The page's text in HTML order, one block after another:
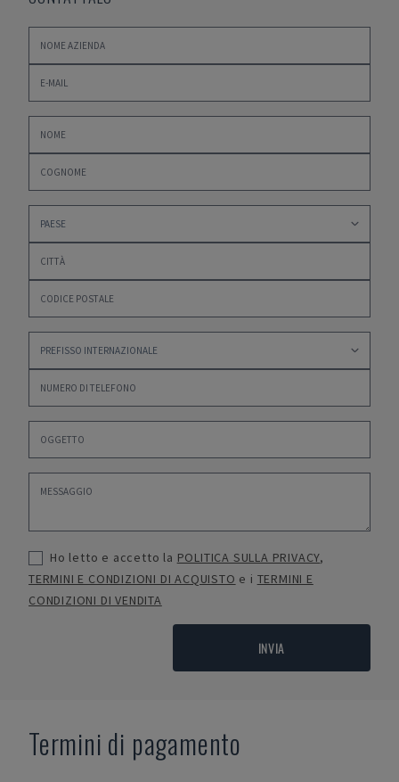
Ho letto e accetto la POLITICA SULLA PRIVACY,
TERMINI E CONDIZIONI DI ACQUISTO e i TERMINI E
CONDIZIONI DI VENDITA
INVIA
Termini di pagamento